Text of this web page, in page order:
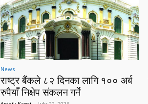
News
राष्ट्र बैंकले ८२ दिनका लागि १०० अर्ब
रुपैयाँ निक्षेप संकलन गर्ने